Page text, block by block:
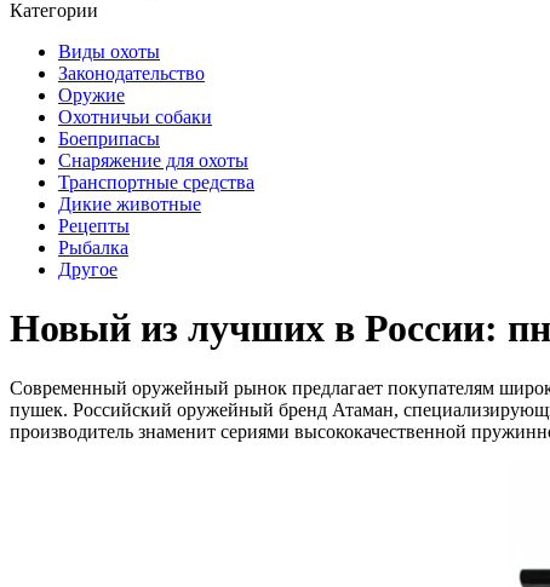
Категории
Виды охоты
Законодательство
Оружие
Охотничьи собаки
Боеприпасы
Снаряжение для охоты
Транспортные средства
Дикие животные
Рецепты
Рыбалка
Другое
Новый из лучших в России:
Современный оружейный рынок предлагает покупателям
пушек. Российский оружейный бренд Атаман,
производитель знаменит сериями высококачественной